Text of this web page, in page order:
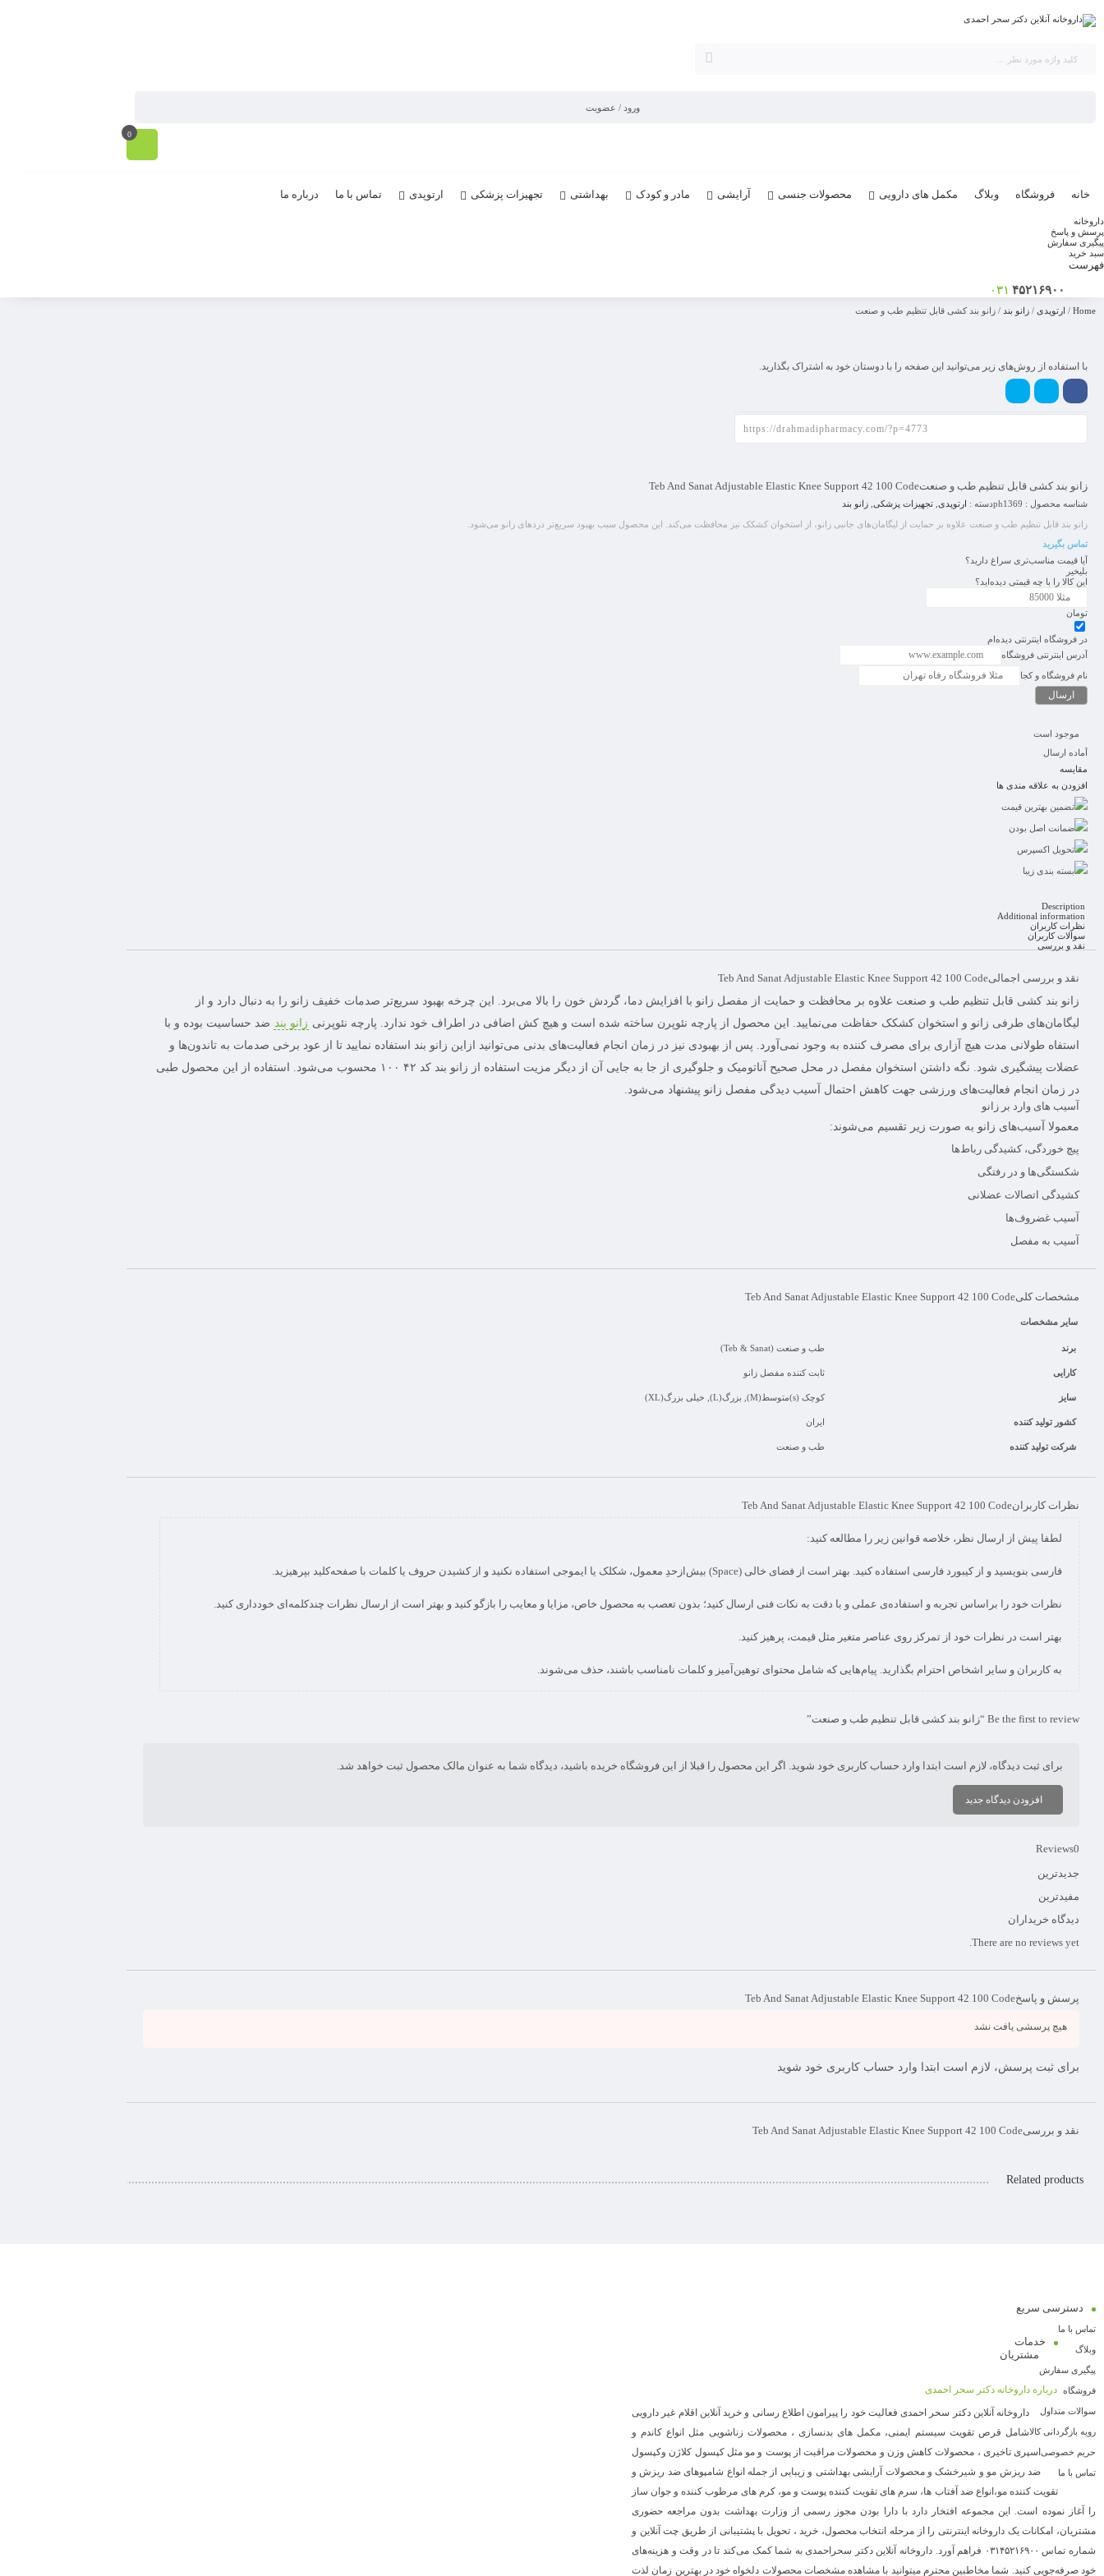
ورود / عضویت
0
خانه فروشگاه وبلاگ مکمل های دارویی محصولات جنسی آرایشی مادر و کودک بهداشتی تجهیزات پزشکی ارتوپدی تماس با ما درباره ما
داروخانه
پرسش و پاسخ
پیگیری سفارش
سبد خرید
فهرست
۴۵۲۱۶۹۰۰ ۰۳۱
Home
/ ارتوپدی / زانو بند / زانو بند کشی قابل تنظیم طب و صنعت
با استفاده از روش‌های زیر می‌توانید این صفحه را با دوستان خود به اشتراک بگذارید.
زانو بند کشی قابل تنظیم طب و صنعتTeb And Sanat Adjustable Elastic Knee Support 42 100 Code
شناسه محصول : ph1369دسته : ارتوپدی تجهیزات پزشکی زانو بند
زانو بند قابل تنظیم طب و صنعت علاوه بر حمایت از لیگامان‌های جانبی زانو، از استخوان کشکک نیز محافظت می‌کند. این محصول سبب بهبود سریع‌تر دردهای زانو می‌شود.
تماس بگیرید
آیا قیمت مناسب‌تری سراغ دارید؟
بلیخیر
این کالا را با چه قیمتی دیده‌اید؟
تومان
در فروشگاه اینترنتی دیده‌ام
آدرس اینترنتی فروشگاه
نام فروشگاه و کجا
موجود است
آماده ارسال
مقایسه
افزودن به علاقه مندی ها
تضمین بهترین قیمت
ضمانت اصل بودن
تحویل اکسپرس
بسته بندی زیبا
Description
Additional information
نظرات کاربران
سوالات کاربران
نقد و بررسی
نقد و بررسی اجمالیTeb And Sanat Adjustable Elastic Knee Support 42 100 Code
زانو بند کشی قابل تنظیم طب و صنعت علاوه بر محافظت و حمایت از مفصل زانو با افزایش دما، گردش خون را بالا می‌برد. این چرخه بهبود سریع‌تر صدمات خفیف زانو را به دنبال دارد و از
لیگامان‌های طرفی زانو و استخوان کشکک حفاظت می‌نمایید. این محصول از پارچه نئوپرن ساخته شده است و هیچ کش اضافی در اطراف خود ندارد. پارچه نئوپرنی زانو بند ضد حساسیت بوده و با
استفاه طولانی مدت هیچ آزاری برای مصرف کننده به وجود نمی‌آورد. پس از بهبودی نیز در زمان انجام فعالیت‌های بدنی می‌توانید ازاین زانو بند استفاده نمایید تا از عود برخی صدمات به تاندون‌ها و
عضلات پیشگیری شود. نگه داشتن استخوان مفصل در محل صحیح آناتومیک و جلوگیری از جا به جایی آن از دیگر مزیت استفاده از زانو بند کد ۴۲ ۱۰۰ محسوب می‌شود. استفاده از این محصول طبی
در زمان انجام فعالیت‌های ورزشی جهت کاهش احتمال آسیب دیدگی مفصل زانو پیشنهاد می‌شود.
آسیب های وارد بر زانو
معمولا آسیب‌های زانو به صورت زیر تقسیم می‌شوند:
پیچ خوردگی، کشیدگی رباط‌ها
شکستگی‌ها و در رفتگی
کشیدگی اتصالات عضلانی
آسیب غضروف‌ها
آسیب به مفصل
مشخصات کلیTeb And Sanat Adjustable Elastic Knee Support 42 100 Code
سایر مشخصات
برند طب و صنعت (Teb & Sanat)
کارایی ثابت کننده مفصل زانو
سایز کوچک (s)متوسط(M), بزرگ(L), خیلی بزرگ(XL)
کشور تولید کننده ایران
شرکت تولید کننده طب و صنعت
نظرات کاربرانTeb And Sanat Adjustable Elastic Knee Support 42 100 Code
به کاربران و سایر اشخاص احترام بگذارید. پیام‌هایی که شامل محتوای توهین‌آمیز و کلمات نامناسب باشند، حذف می‌شوند.
Be the first to review “زانو بند کشی قابل تنظیم طب و صنعت”
برای ثبت دیدگاه، لازم است ابتدا وارد حساب کاربری خود شوید. اگر این محصول را قبلا از این فروشگاه خریده باشید، دیدگاه شما به عنوان مالک محصول ثبت خواهد شد.
افزودن دیدگاه جدید
Reviews0
جدیدترین
مفیدترین
دیدگاه خریداران
There are no reviews yet.
پرسش و پاسخTeb And Sanat Adjustable Elastic Knee Support 42 100 Code
هیچ پرسشی یافت نشد
برای ثبت پرسش، لازم است ابتدا وارد حساب کاربری خود شوید
نقد و بررسیTeb And Sanat Adjustable Elastic Knee Support 42 100 Code
Related products
دسترسی سریع
تماس با ما
وبلاگ
پیگیری سفارش
فروشگاه
خدمات
مشتریان
سوالات متداول
رویه بازگردانی کالا
حریم خصوصی
تماس با ما
درباره داروخانه دکتر سحر احمدی
داروخانه آنلاین دکتر سحر احمدی فعالیت خود را پیرامون اطلاع رسانی و خرید آنلاین اقلام غیر دارویی
شامل قرص تقویت سیستم ایمنی، مکمل های بدنسازی ، محصولات زناشویی مثل انواع کاندم و
اسپری تاخیری ، محصولات کاهش وزن و محصولات مراقبت از پوست و مو مثل کپسول کلاژن وکپسول
ضد ریزش مو و شیرخشک و محصولات آرایشی بهداشتی و زیبایی از جمله انواع شامپوهای ضد ریزش و
تقویت کننده مو،انواع ضد آفتاب ها، سرم های تقویت کننده پوست و مو، کرم های مرطوب کننده و جوان ساز
را آغاز نموده است. این مجموعه افتخار دارد با دارا بودن مجوز رسمی از وزارت بهداشت بدون مراجعه حضوری
مشتریان، امکانات یک داروخانه اینترنتی را از مرحله انتخاب محصول، خرید ، تحویل با پشتیبانی از طریق چت آنلاین و
شماره تماس ۰۳۱۴۵۲۱۶۹۰۰ فراهم آورد. داروخانه آنلاین دکتر سحراحمدی به شما کمک می‌کند تا در وقت و هزینه‌های
خود صرفه‌جویی کنید. شما مخاطبین محترم میتوانید با مشاهده مشخصات محصولات دلخواه خود در بهترین زمان لذت